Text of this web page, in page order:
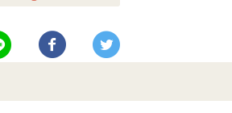
LINEで送る Facebookでシェアする